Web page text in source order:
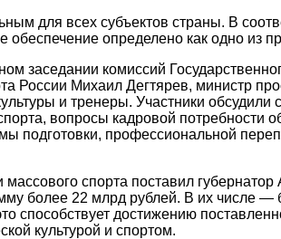
для всех субъектов страны. В
определено как одно из
заседании комиссий
России Михаил Дегтярев, министр
и тренеры. Участники обсудили
вопросы кадровой
подготовки, профессиональной
спорта поставил
более 22 млрд рублей. В их числе
достижению
культурой и спортом.